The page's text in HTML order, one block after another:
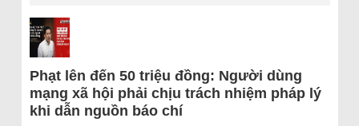
Phạt lên đến 50 triệu đồng: Người dùng
mạng xã hội phải chịu trách nhiệm pháp lý
khi dẫn nguồn báo chí